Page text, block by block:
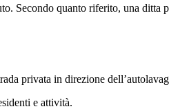
Secondo quanto riferito, una
privata in direzione
e attività.